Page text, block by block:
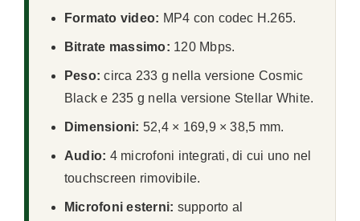
Formato video: MP4 con codec H.265.
Bitrate massimo: 120 Mbps.
Peso: circa 233 g nella versione Cosmic
Black e 235 g nella versione Stellar White.
Dimensioni: 52,4 × 169,9 × 38,5 mm.
Audio: 4 microfoni integrati, di cui uno nel
touchscreen rimovibile.
Microfoni esterni: supporto al